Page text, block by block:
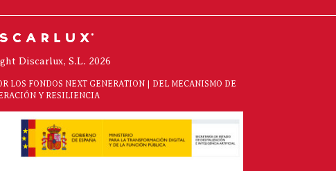
Discarlux, S.L. 2026
LOS FONDOS NEXT GENERATION | DEL MECANISMO DE
Y RESILIENCIA